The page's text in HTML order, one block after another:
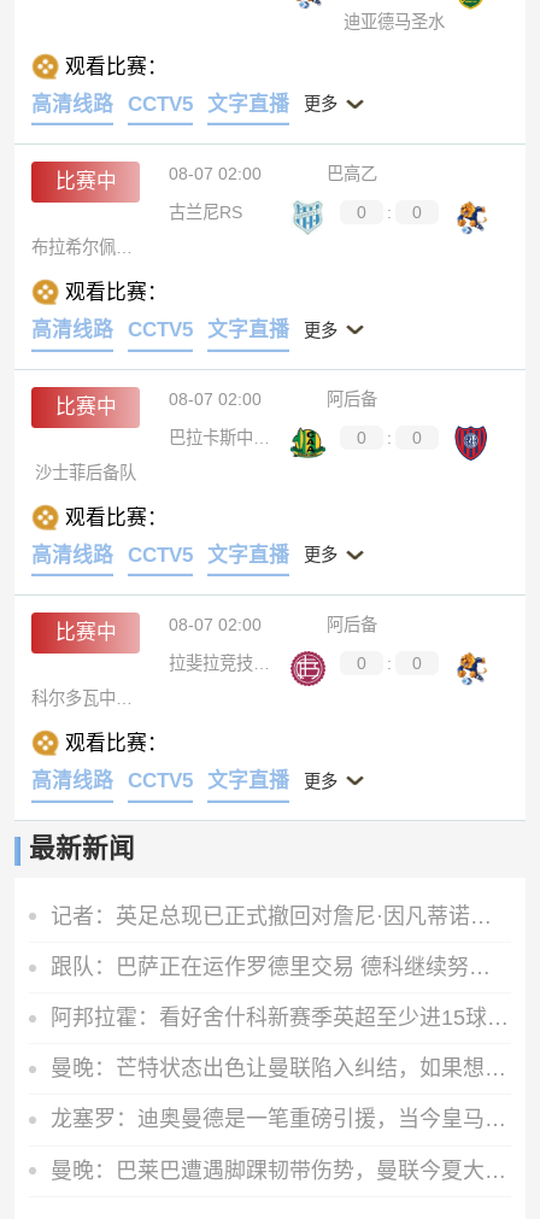
迪亚德马圣水
观看比赛：
高清线路
CCTV5 文字直播 更多
比赛中 08-07 02:00
巴高乙
古兰尼RS
0 :
0
观看比赛：
高清线路
CCTV5 文字直播 更多
比赛中 08-07 02:00
阿后备
巴拉卡斯中央后备队
0 :
0
沙士菲后备队
观看比赛：
高清线路
CCTV5 文字直播 更多
比赛中 08-07 02:00
阿后备
拉斐拉竞技后备队
0 :
0
科尔多瓦中央后备队
观看比赛：
高清线路
CCTV5 文字直播 更多
最新新闻
记者：英足总现已正式撤回对詹尼·因凡蒂诺的支持
跟队：巴萨正在运作罗德里交易 德科继续努力尝试引进阿尔瓦雷斯
阿邦拉霍：看好舍什科新赛季英超至少进15球，期待他越踢越好
曼晚：芒特状态出色让曼联陷入纠结，如果想四线争冠可能还得买人
龙塞罗：迪奥曼德是一笔重磅引援，当今皇马坐拥世界独一档攻击线
曼晚：巴莱巴遭遇脚踝韧带伤势，曼联今夏大概率不会继续追求他